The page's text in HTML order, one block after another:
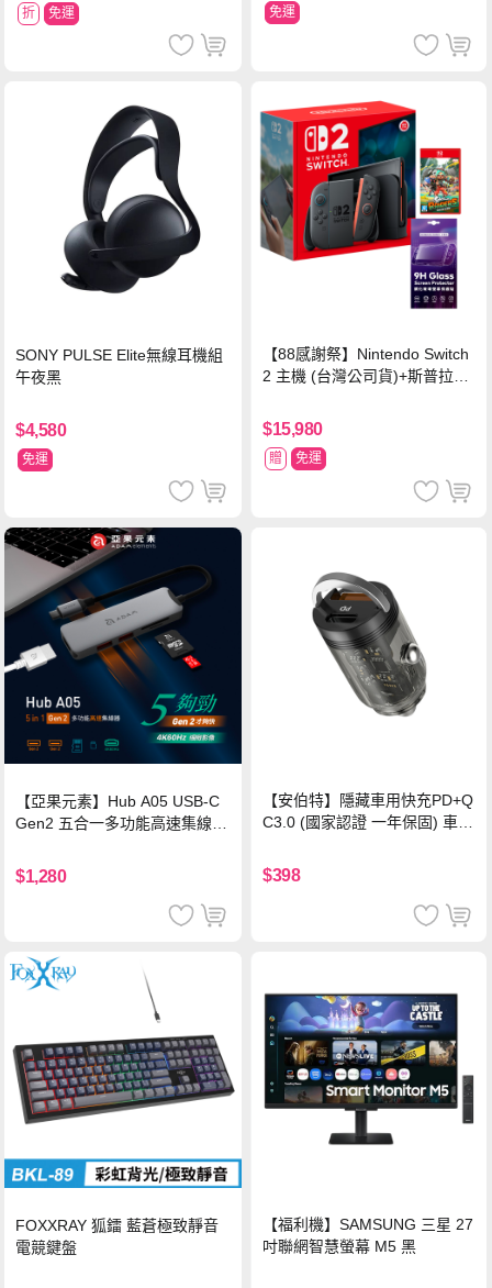
折 免運 免運
SONY PULSE Elite無線耳機組
午夜黑
$4,580
免運
【88感謝祭】Nintendo Switch
2 主機 (台灣公司貨)+斯普拉遁
$15,980
贈 免運
【亞果元素】Hub A05 USB-C
Gen2 五合一多功能高速集線
$1,280
【安伯特】隱藏車用快充PD+Q
C3.0 (國家認證 一年保固) 車充
$398
FOXXRAY 狐鐳 藍蒼極致靜音
電競鍵盤
【福利機】SAMSUNG 三星 27
吋聯網智慧螢幕 M5 黑